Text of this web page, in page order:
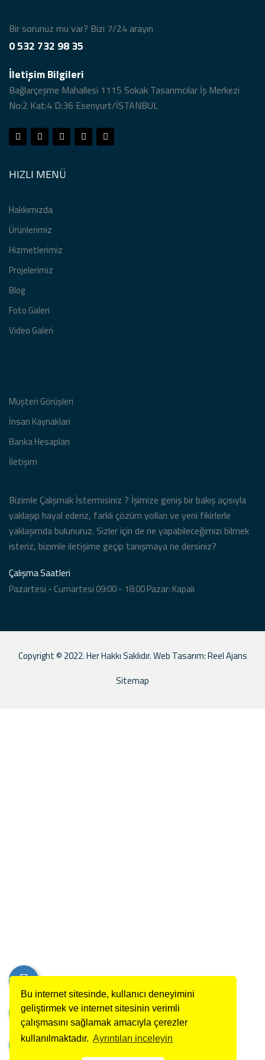
Bu internet sitesinde, kullanıcı deneyimini
geliştirmek ve internet sitesinin verimli
çalışmasını sağlamak amacıyla çerezler
kullanılmaktadır. Ayrıntıları inceleyin
Bir sorunuz mu var? Bizi 7/24 arayın
0 532 732 98 35
İletişim Bilgileri
Bağlarçeşme Mahallesi 1115 Sokak Tasarımcılar İş Merkezi
No:2 Kat:4 D:36 Esenyurt/İSTANBUL
HIZLI MENÜ
Hakkımızda
Ürünlerimiz
Hizmetlerimiz
Projelerimiz
Blog
Foto Galeri
Video Galeri
Müşteri Görüşleri
İnsan Kaynakları
Banka Hesapları
İletişim
Bizimle Çalışmak İstermisiniz ? İşimize geniş bir bakış açısıyla
yaklaşıp hayal ederiz, farklı çözüm yolları ve yeni fikirlerle
yaklaşımda bulunuruz. Sizler için de ne yapabileceğimizi bilmek
isteriz, bizimle iletişime geçip tanışmaya ne dersiniz?
Çalışma Saatleri
Pazartesi - Cumartesi 09:00 - 18:00 Pazar: Kapalı
Copyright © 2022. Her Hakkı Saklıdır. Web Tasarım:Reel Ajans
Sitemap